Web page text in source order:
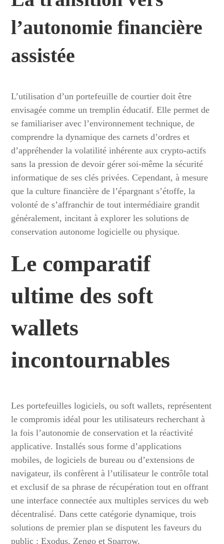
l’autonomie financière
assistée
L’utilisation d’un portefeuille de courtier doit être
envisagée comme un tremplin éducatif. Elle permet de
se familiariser avec l’environnement technique, de
comprendre la dynamique des carnets d’ordres et
d’appréhender la volatilité inhérente aux crypto-actifs
sans la pression de devoir gérer soi-même la sécurité
informatique de ses clés privées. Cependant, à mesure
que la culture financière de l’épargnant s’étoffe, la
volonté de s’affranchir de tout intermédiaire grandit
généralement, incitant à explorer les solutions de
conservation autonome logicielle ou physique.
Le comparatif
ultime des soft
wallets
incontournables
Les portefeuilles logiciels, ou soft wallets, représentent
le compromis idéal pour les utilisateurs recherchant à
la fois l’autonomie de conservation et la réactivité
applicative. Installés sous forme d’applications
mobiles, de logiciels de bureau ou d’extensions de
navigateur, ils confèrent à l’utilisateur le contrôle total
et exclusif de sa phrase de récupération tout en offrant
une interface connectée aux multiples services du web
décentralisé. Dans cette catégorie dynamique, trois
solutions de premier plan se disputent les faveurs du
public : Exodus, Zengo et Sparrow.